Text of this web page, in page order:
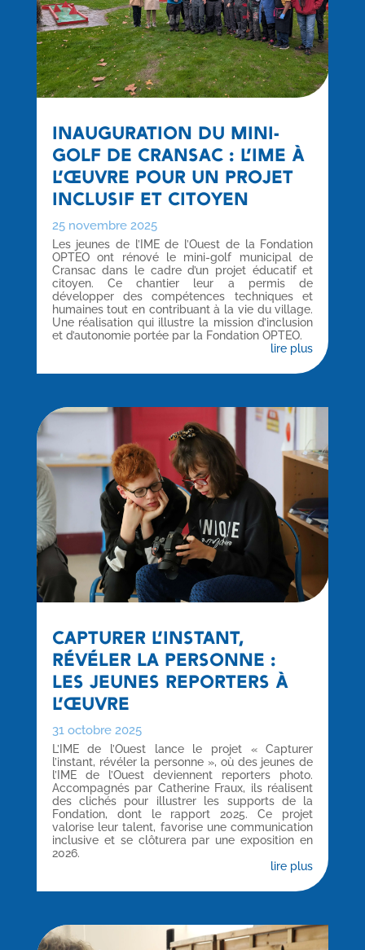
INAUGURATION DU MINI-
GOLF DE CRANSAC : L’IME À
L’ŒUVRE POUR UN PROJET
INCLUSIF ET CITOYEN
25 novembre 2025
Les jeunes de l’IME de l’Ouest de la Fondation
OPTEO ont rénové le mini-golf municipal de
Cransac dans le cadre d’un projet éducatif et
citoyen. Ce chantier leur a permis de
développer des compétences techniques et
humaines tout en contribuant à la vie du village.
Une réalisation qui illustre la mission d’inclusion
et d’autonomie portée par la Fondation OPTEO.
lire plus
CAPTURER L’INSTANT,
RÉVÉLER LA PERSONNE :
LES JEUNES REPORTERS À
L’ŒUVRE
31 octobre 2025
L’IME de l’Ouest lance le projet « Capturer
l’instant, révéler la personne », où des jeunes de
l’IME de l’Ouest deviennent reporters photo.
Accompagnés par Catherine Fraux, ils réalisent
des clichés pour illustrer les supports de la
Fondation, dont le rapport 2025. Ce projet
valorise leur talent, favorise une communication
inclusive et se clôturera par une exposition en
2026.
lire plus